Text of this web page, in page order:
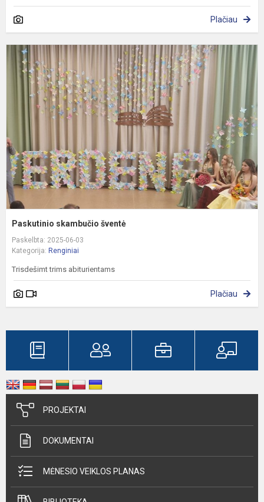
Plačiau
Paskutinio skambučio šventė
Paskelbta: 2025-06-03
Kategorija: Renginiai
Trisdešimt trims abiturientams
Plačiau
PROJEKTAI
DOKUMENTAI
MĖNESIO VEIKLOS PLANAS